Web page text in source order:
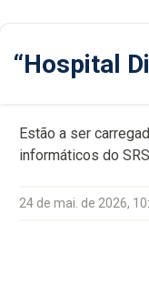
“Hospital
Estão a ser
informáticos do
24 de mai. de 2026,